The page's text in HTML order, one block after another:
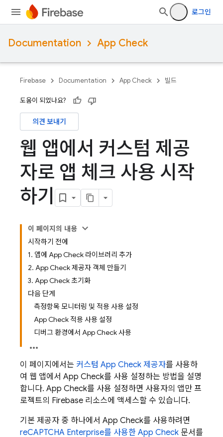
로그인
Documentation App Check
Firebase Documentation App Check 빌드
도움이 되었나요?
의견 보내기
웹 앱에서 커스텀 제공
자로 앱 체크 사용 시작
하기
이 페이지의 내용
시작하기 전에
1. 앱에 App Check 라이브러리 추가
2. App Check 제공자 객체 만들기
3. App Check 초기화
다음 단계
측정항목 모니터링 및 적용 사용 설정
App Check 적용 사용 설정
디버그 환경에서 App Check 사용
이 페이지에서는 커스텀 App Check 제공자를 사용하
여 웹 앱에서 App Check를 사용 설정하는 방법을 설명
합니다. App Check를 사용 설정하면 사용자의 앱만 프
로젝트의 Firebase 리소스에 액세스할 수 있습니다.
기본 제공자 중 하나에서 App Check를 사용하려면
reCAPTCHA Enterprise를 사용한 App Check 문서를